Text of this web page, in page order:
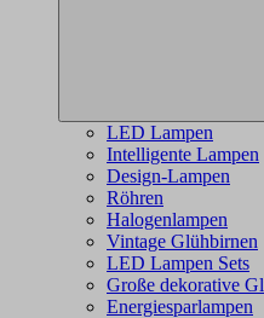
LED Lampen
Intelligente Lampen
Design-Lampen
Röhren
Halogenlampen
Vintage Glühbirnen
LED Lampen Sets
Große dekorative
Energiesparlampen